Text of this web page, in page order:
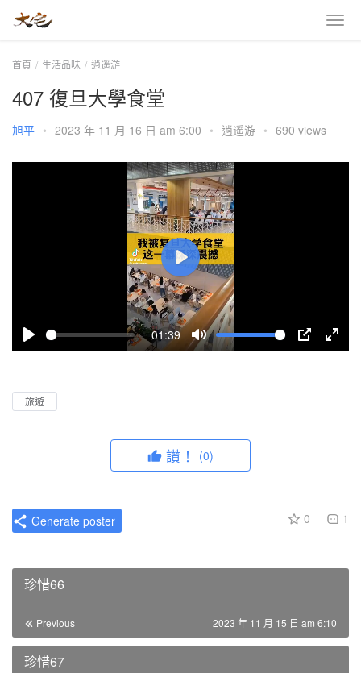
首頁 生活品味 逍遥游
407 復旦大學食堂
旭平 • 2023 年 11 月 16 日 am 6:00 • 逍遥游 • 690 views
P
a
01:39
M
P
E
l
c
e
P
l
a
y
旅遊
讚！ (0)
0 1
Generate poster
珍惜66
Previous 2023 年 11 月 15 日 am 6:10
珍惜67